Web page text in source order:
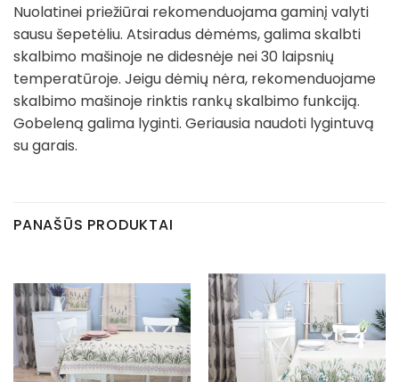
Nuolatinei priežiūrai rekomenduojama gaminį valyti
sausu šepetėliu. Atsiradus dėmėms, galima skalbti
skalbimo mašinoje ne didesnėje nei 30 laipsnių
temperatūroje. Jeigu dėmių nėra, rekomenduojame
skalbimo mašinoje rinktis rankų skalbimo funkciją.
Gobeleną galima lyginti. Geriausia naudoti lygintuvą
su garais.
PANAŠŪS PRODUKTAI